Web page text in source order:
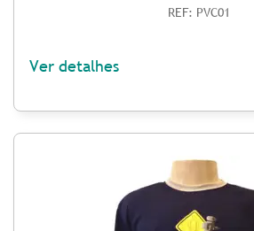
REF: PVC01
Ver detalhes